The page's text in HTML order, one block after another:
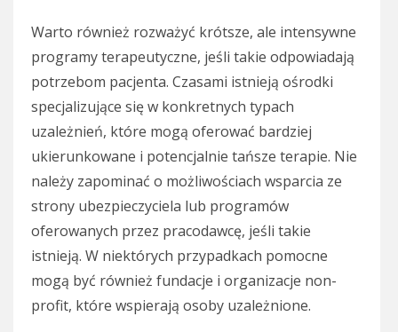
Warto również rozważyć krótsze, ale intensywne
programy terapeutyczne, jeśli takie odpowiadają
potrzebom pacjenta. Czasami istnieją ośrodki
specjalizujące się w konkretnych typach
uzależnień, które mogą oferować bardziej
ukierunkowane i potencjalnie tańsze terapie. Nie
należy zapominać o możliwościach wsparcia ze
strony ubezpieczyciela lub programów
oferowanych przez pracodawcę, jeśli takie
istnieją. W niektórych przypadkach pomocne
mogą być również fundacje i organizacje non-
profit, które wspierają osoby uzależnione.